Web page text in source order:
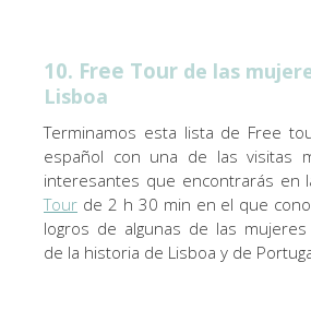
10. Free Tour de las
Lisboa
Terminamos esta lista de Free
español con una de las visitas
interesantes que encontrarás en
Tour de 2 h 30 min en el que
logros de algunas de las
de la historia de Lisboa y de